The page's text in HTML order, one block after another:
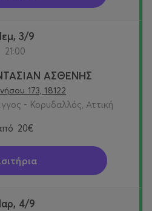
Πεμ, 3/9
21:00
ΑΣΘΕΝΗΣ
173, 18122
- Κορυδαλλός, Αττική
20€
Παρ, 4/9